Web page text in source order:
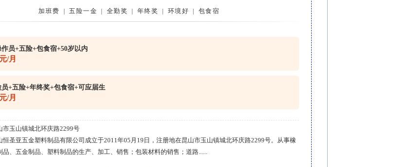
加班费 | 五险一金 | 全勤奖 | 年终奖 | 环境好 | 包食宿
员+五险+包食宿+50岁以内
/月
+五险+年终奖+包食宿+可应届生
/月
市玉山镇城北环庆路2299号
恒圣亚五金塑料制品有限公司成立于2011年05月19日，注册地在昆山市玉山镇城北环庆路2299号。从事橡
品、五金制品、塑料制品的生产、加工、销售；包装材料的销售；道路......